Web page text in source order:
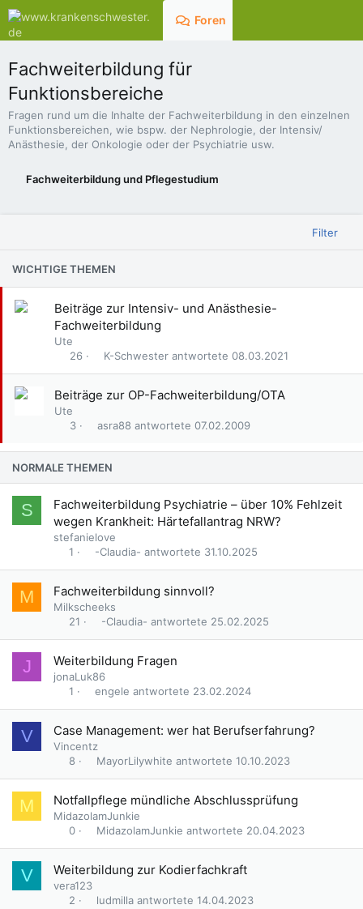
Foren
Fachweiterbildung für
Funktionsbereiche
Fragen rund um die Inhalte der Fachweiterbildung in den einzelnen
Funktionsbereichen, wie bspw. der Nephrologie, der Intensiv/
Anästhesie, der Onkologie oder der Psychiatrie usw.
Fachweiterbildung und Pflegestudium
Filter
WICHTIGE THEMEN
Beiträge zur Intensiv- und Anästhesie-
Fachweiterbildung
Ute
26
08.03.2021
K-Schwester
p
n
Beiträge zur OP-Fachweiterbildung/OTA
Ute
3
07.02.2009
asra88
NORMALE THEMEN
S
Fachweiterbildung Psychiatrie – über 10% Fehlzeit
wegen Krankheit: Härtefallantrag NRW?
stefanielove
1
31.10.2025
-Claudia-
M Fachweiterbildung sinnvoll?
Milkscheeks
21
25.02.2025
-Claudia-
J Weiterbildung Fragen
jonaLuk86
1
23.02.2024
engele
V Case Management: wer hat Berufserfahrung?
Vincentz
8
10.10.2023
MayorLilywhite
M Notfallpflege mündliche Abschlussprüfung
MidazolamJunkie
0
20.04.2023
MidazolamJunkie
V Weiterbildung zur Kodierfachkraft
vera123
2
14.04.2023
ludmilla